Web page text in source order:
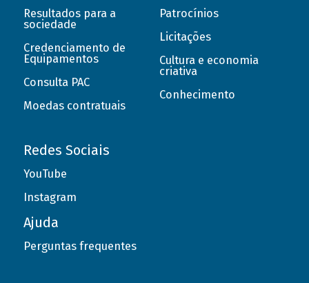
Resultados para a
sociedade
Credenciamento de
Equipamentos
Consulta PAC
Moedas contratuais
Patrocínios
Licitações
Cultura e economia
criativa
Conhecimento
Redes Sociais
YouTube
Instagram
Ajuda
Perguntas frequentes